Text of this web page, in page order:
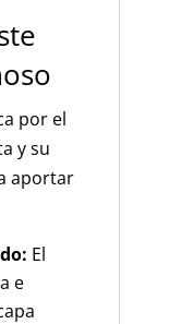
por el
y su
aportar
El
e